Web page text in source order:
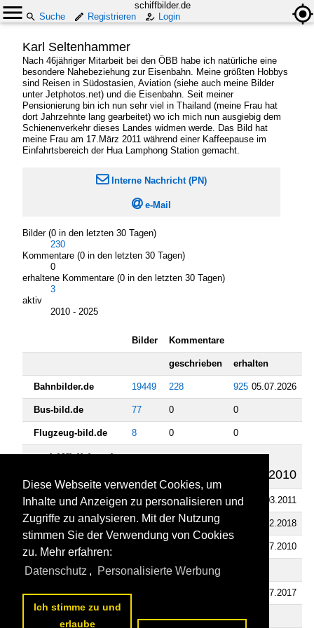
schiffbilder.de
Suche
Registrieren Login
Karl Seltenhammer
Nach 46jähriger Mitarbeit bei den ÖBB habe ich natürliche eine
besondere Nahebeziehung zur Eisenbahn. Meine größten Hobbys
sind Reisen in Südostasien, Aviation (siehe auch meine Bilder
unter Jetphotos.net) und die Eisenbahn. Seit meiner
Pensionierung bin ich nun sehr viel in Thailand (meine Frau hat
dort Jahrzehnte lang gearbeitet) wo ich mich nun ausgiebig dem
Schienenverkehr dieses Landes widmen werde. Das Bild hat
meine Frau am 17.März 2011 während einer Kaffeepause im
Einfahrtsbereich der Hua Lamphong Station gemacht.
 Interne Nachricht (PN)
e-Mail
Bilder (0 in den letzten 30 Tagen)
230
Kommentare (0 in den letzten 30 Tagen)
0
erhaltene Kommentare (0 in den letzten 30 Tagen)
3
aktiv
2010 - 2025
Bilder Kommentare
geschrieben erhalten
Bahnbilder.de 19449 228 925 05.07.2026
Bus-bild.de 77 0 0
Flugzeug-bild.de 8 0 0
Schiffbilder.de 230 0
3
06.09.2010
Staedte-fotos.de 1 0 1 09.03.2011
Fahrzeugbilder.de 101 1 14.02.2018
Tier-fotos.eu 14.07.2010
Videos
Bahnvideos.eu 09.07.2017
Diese Webseite verwendet Cookies, um
Inhalte und Anzeigen zu personalisieren und
Zugriffe zu analysieren. Mit der Nutzung
stimmen Sie der Verwendung von Cookies
zu. Mehr erfahren:
Datenschutz , Personalisierte Werbung
Ich stimme zu und
erlaube